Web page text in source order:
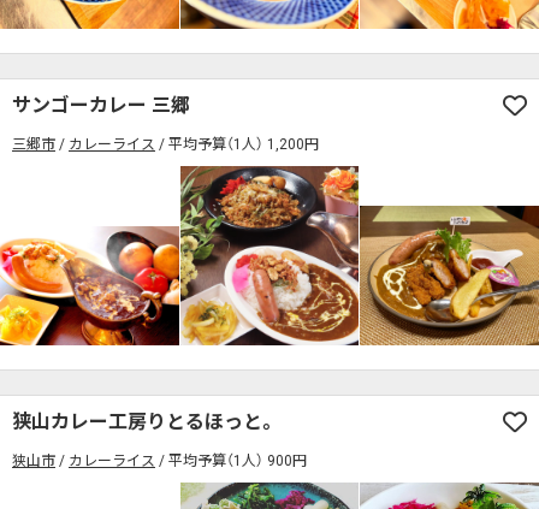
サンゴーカレー 三郷
三郷市 カレーライス 平均予算（1人） 1,200円
狭山カレー工房りとるほっと。
狭山市 カレーライス 平均予算（1人） 900円